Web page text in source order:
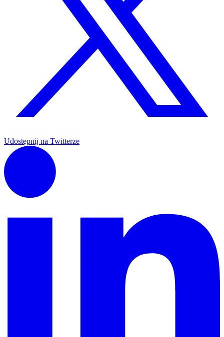
Udostępnij na Twitterze